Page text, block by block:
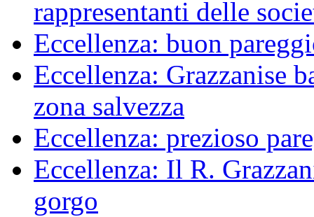
rappresentanti delle
Eccellenza: buon
Eccellenza: Grazzanise
zona salvezza
Eccellenza: prezioso
Eccellenza: Il R.
gorgo